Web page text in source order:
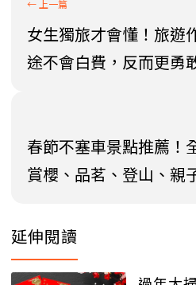
女生獨旅才會懂！旅遊
途不會白費，反而更勇
春節不塞車景點推薦！
賞櫻、品茗、登山、親
延伸閱讀